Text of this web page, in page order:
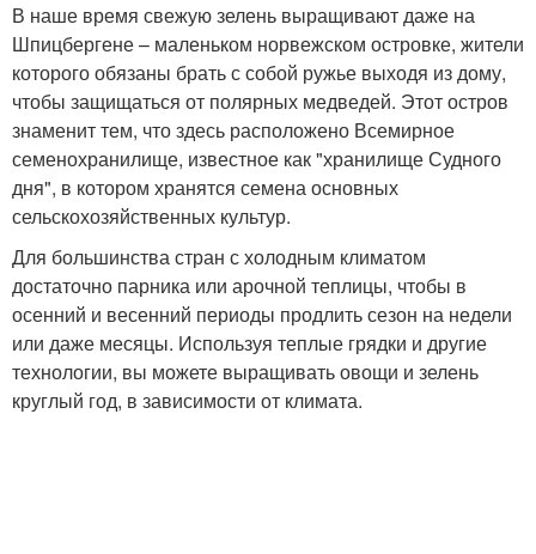
В наше время свежую зелень выращивают даже на
Шпицбергене – маленьком норвежском островке, жители
которого обязаны брать с собой ружье выходя из дому,
чтобы защищаться от полярных медведей. Этот остров
знаменит тем, что здесь расположено Всемирное
семенохранилище, известное как "хранилище Судного
дня", в котором хранятся семена основных
сельскохозяйственных культур.
Для большинства стран с холодным климатом
достаточно парника или арочной теплицы, чтобы в
осенний и весенний периоды продлить сезон на недели
или даже месяцы. Используя теплые грядки и другие
технологии, вы можете выращивать овощи и зелень
круглый год, в зависимости от климата.